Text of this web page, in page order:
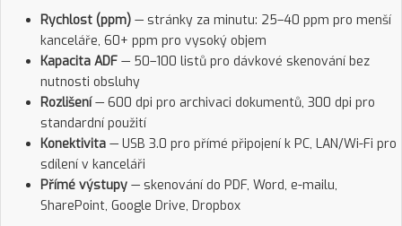
Rychlost (ppm) — stránky za minutu: 25–40 ppm pro menší
kanceláře, 60+ ppm pro vysoký objem
Kapacita ADF — 50–100 listů pro dávkové skenování bez
nutnosti obsluhy
Rozlišení— 600 dpi pro archivaci dokumentů, 300 dpi pro
standardní použití
Konektivita — USB 3.0 pro přímé připojení k PC, LAN/Wi-Fi pro
sdílení v kanceláři
Přímé výstupy — skenování do PDF, Word, e-mailu,
SharePoint, Google Drive, Dropbox